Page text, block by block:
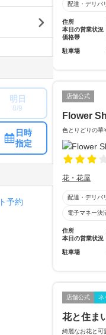
配達・デリバ
住所
本日の営業状況
価格帯
駐車場
店舗公式
Flower
色とりどりの華
花・花屋
配達・デリバ
電子マネー決
住所
本日の営業状況
駐車場
店舗公式 ネ
花と住
綺麗なお花と可
明日
8/9
日時
指定
予約